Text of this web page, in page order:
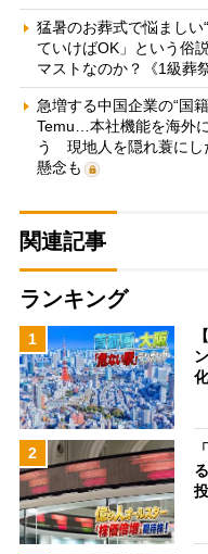
猛暑のお葬式で悩まし
ていけばOK」という俗
マストなのか？《1級葬
急増する中国企業の“国
Temu…本社機能を海外
う 現地人を隠れ蓑にし
懸念も
関連記事
ランキング
1
2